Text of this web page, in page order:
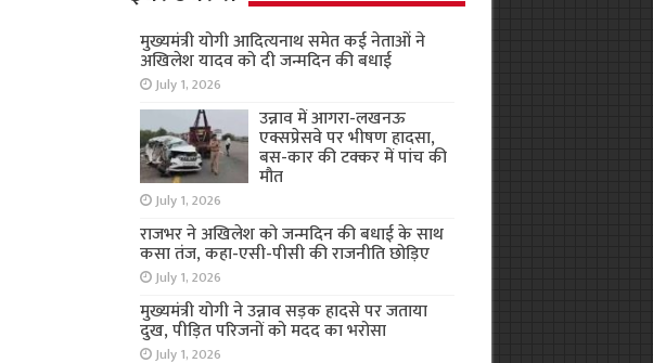
मुख्यमंत्री योगी आदित्यनाथ समेत कई नेताओं ने
अखिलेश यादव को दी जन्मदिन की बधाई
July 1, 2026
उन्नाव में आगरा-लखनऊ
एक्सप्रेसवे पर भीषण हादसा,
बस-कार की टक्कर में पांच की
मौत
July 1, 2026
राजभर ने अखिलेश को जन्मदिन की बधाई के साथ
कसा तंज, कहा-एसी-पीसी की राजनीति छोड़िए
July 1, 2026
मुख्यमंत्री योगी ने उन्नाव सड़क हादसे पर जताया
दुख, पीड़ित परिजनों को मदद का भरोसा
July 1, 2026